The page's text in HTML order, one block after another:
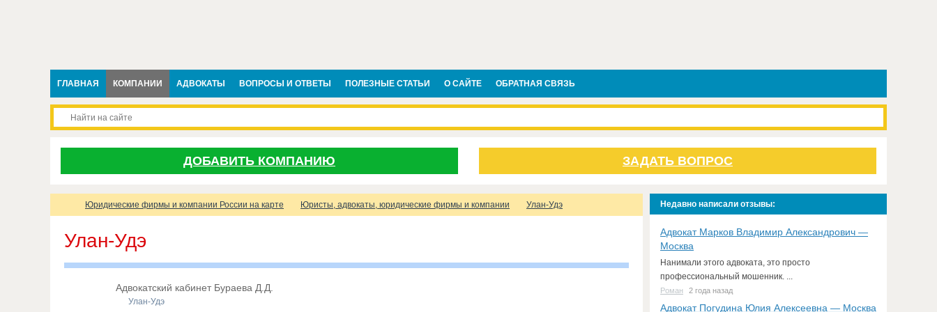
ГЛАВНАЯ КОМПАНИИ АДВОКАТЫ ВОПРОСЫ И ОТВЕТЫ ПОЛЕЗНЫЕ СТАТЬИ О САЙТЕ ОБРАТНАЯ СВЯЗЬ
ДОБАВИТЬ КОМПАНИЮ ЗАДАТЬ ВОПРОС
Юридические фирмы и компании России на карте Юристы, адвокаты, юридические фирмы и компании Улан-Удэ
Улан-Удэ
Адвокатский кабинет Бураева Д.Д.
Улан-Удэ
Недавно написали отзывы:
Адвокат Марков Владимир Александрович —
Москва
Нанимали этого адвоката, это просто
профессиональный мошенник. ...
Роман 2 года назад
Адвокат Погудина Юлия Алексеевна — Москва